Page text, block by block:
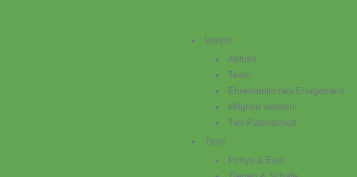
Verein
Aktuell
Team
Ehrenamtliches Enagement
Mitglied werden!
Tier-Patenschaft
Tiere
Ponys & Esel